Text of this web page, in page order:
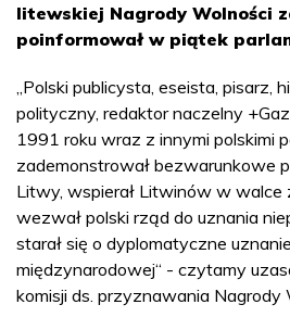
litewskiej Nagrody Wolności
poinformował w piątek
„Polski publicysta, eseista, pisarz,
polityczny, redaktor naczelny
1991 roku wraz z innymi polskimi
zademonstrował bezwarunkowe
Litwy, wspierał Litwinów w walce
wezwał polski rząd do uznania
starał się o dyplomatyczne
międzynarodowej“ - czytamy
komisji ds. przyznawania Nagrody